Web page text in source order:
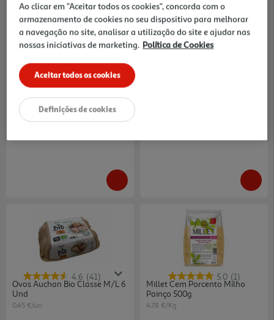
4.2 (137)
0.22 €/un
0,89 €/Kg
4.7
4.6 (41)
Ovos Auchan Bio Classe M/l 6
Und
0.45 €/un
5.0 (1)
Millet Cem Porcento Milho
Painço 500g
4.78 €/Kg
Ao clicar em "Aceitar todos os cookies", concorda com o
armazenamento de cookies no seu dispositivo para melhorar
a navegação no site, analisar a utilização do site e ajudar nas
nossas iniciativas de marketing. Política de Cookies
Aceitar todos os cookies
Definições de cookies